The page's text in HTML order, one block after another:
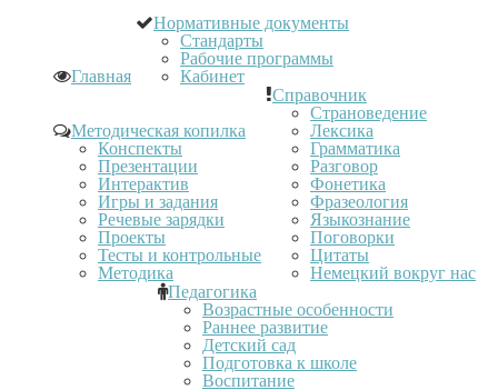
Главная
Нормативные документы
Стандарты
Рабочие программы
Кабинет
Методическая копилка
Конспекты
Презентации
Интерактив
Игры и задания
Речевые зарядки
Проекты
Тесты и контрольные
Методика
Справочник
Страноведение
Лексика
Грамматика
Разговор
Фонетика
Фразеология
Языкознание
Поговорки
Цитаты
Немецкий вокруг нас
Педагогика
Возрастные особенности
Раннее развитие
Детский сад
Подготовка к школе
Воспитание